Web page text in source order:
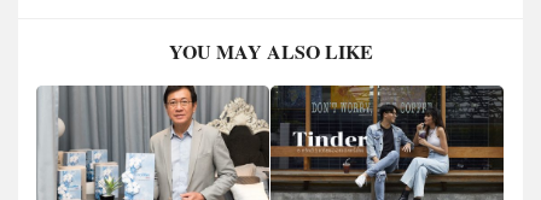
YOU MAY ALSO LIKE